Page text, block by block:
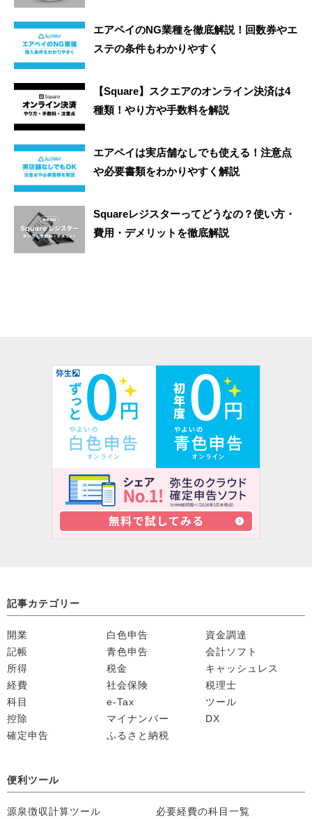
エアペイのNG業種を徹底解説！回数券やエ
ステの条件もわかりやすく
【Square】スクエアのオンライン決済は4
種類！やり方や手数料を解説
エアペイは実店舗なしでも使える！注意点
や必要書類をわかりやすく解説
Squareレジスターってどうなの？使い方・
費用・デメリットを徹底解説
記事カテゴリー
開業
記帳
所得
経費
科目
控除
確定申告
白色申告
青色申告
税金
社会保険
e-Tax
マイナンバー
ふるさと納税
資金調達
会計ソフト
キャッシュレス
税理士
ツール
DX
便利ツール
源泉徴収計算ツール 必要経費の科目一覧